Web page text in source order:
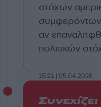
στόχων
συμφερόντων
αν
πολιτικών
15:21 | 05.04.2026
Συνεχίζει